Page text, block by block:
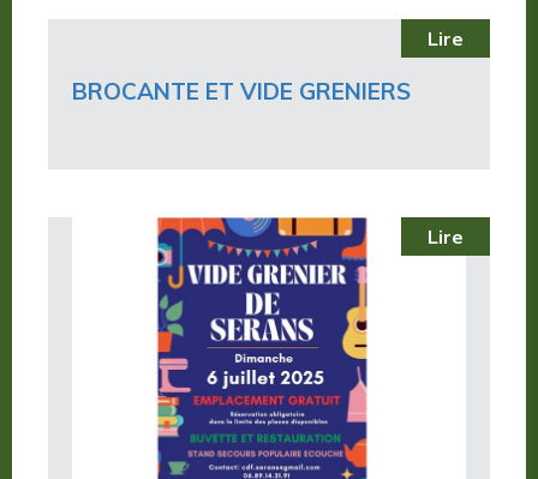
Lire
BROCANTE ET VIDE GRENIERS
Lire